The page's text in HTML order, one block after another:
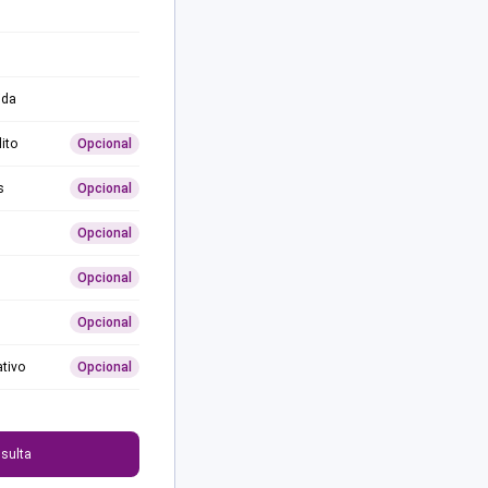
Opcional
Opcional
Opcional
Opcional
Opcional
Opcional